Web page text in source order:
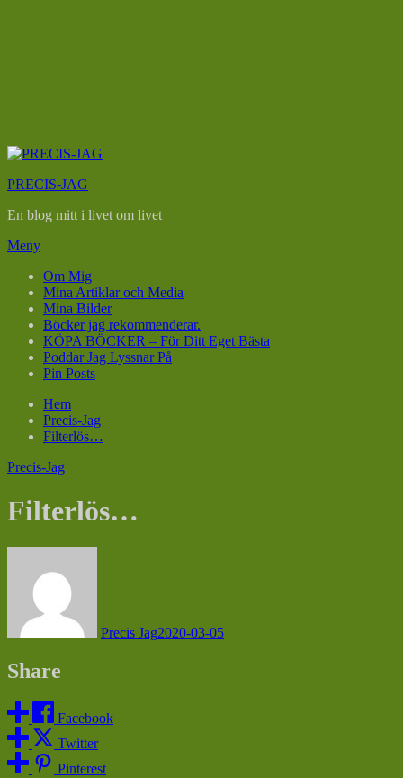
Hoppa
innehåll
PRECIS-JAG
En blog mitt i livet om livet
Meny
Om Mig
Mina Artiklar och Media
Mina Bilder
Böcker jag rekommenderar.
KÖPA BÖCKER – För Ditt Eget Bästa
Poddar Jag Lyssnar På
Pin Posts
Hem
Precis-Jag
Filterlös…
Precis-Jag
Filterlös…
Precis Jag2020-03-05
Share
Facebook
Twitter
Pinterest